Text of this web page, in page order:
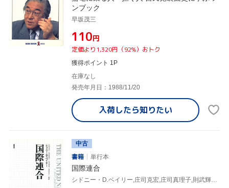
ンブック
早坂茂三
¥110円
定価より1,320円（92%）おトク
獲得ポイント 1P
在庫なし
発売年月日：1988/11/20
入荷したら知りたい
中古
書籍
単行本
国際連合
シドニー・D.ベイリー,庄司克宏,庄司真理子,則武輝幸,渡部茂己